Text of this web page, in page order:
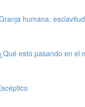
humana,
estó pasando en el